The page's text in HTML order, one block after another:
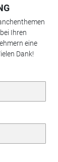
Ihren
eine
Dank!